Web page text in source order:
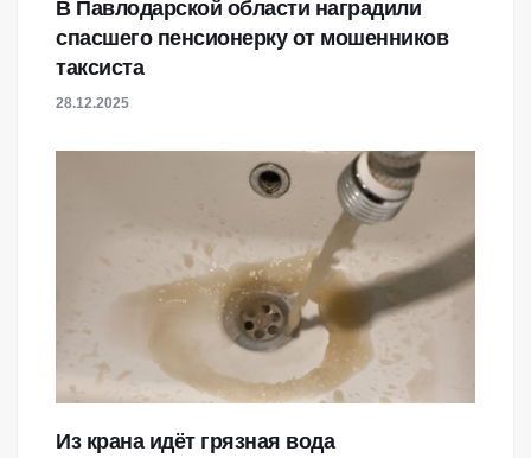
В Павлодарской области наградили
спасшего пенсионерку от мошенников
таксиста
28.12.2025
Из крана идёт грязная вода